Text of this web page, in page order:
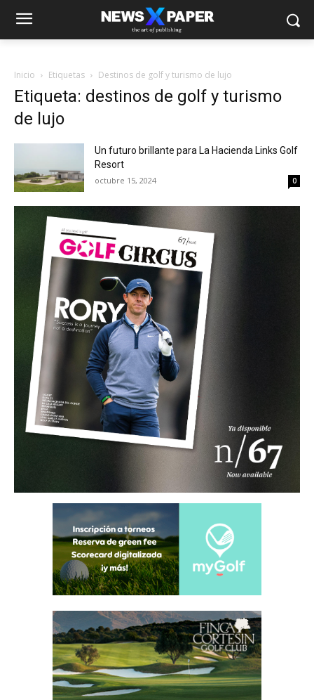
Inicio Etiquetas Destinos de golf y turismo de lujo
Etiqueta: destinos de golf y turismo
de lujo
Un futuro brillante para La Hacienda Links Golf
Resort
octubre 15, 2024 0